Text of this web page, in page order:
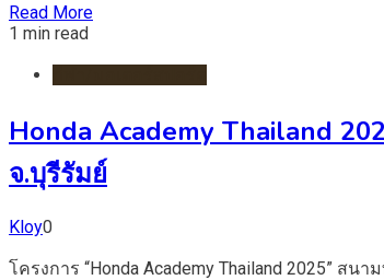
Read More
1 min read
Honda Academy Thailand
จ.บุรีรัมย์
Kloy0
โครงการ “Honda Academy Thailand 2025” สนา